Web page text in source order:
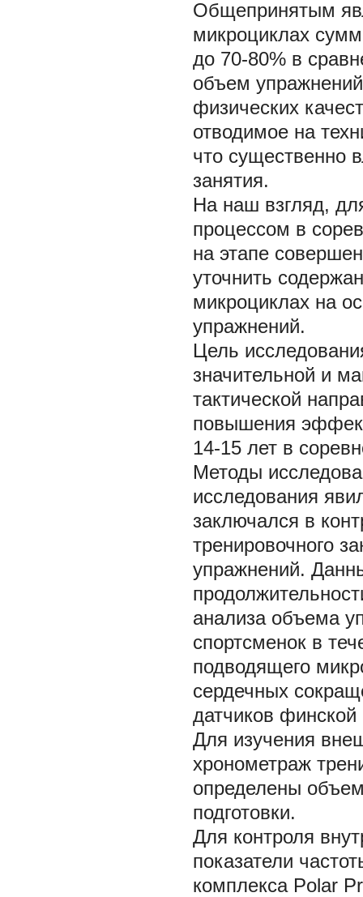
Общепринятым
микроциклах
до 70-80% в
объем
физических
отводимое на
что существенно
занятия.
На наш взгляд,
процессом в
на этапе
уточнить
микроциклах на
упражнений.
Цель
значительной и
тактической
повышения
14-15 лет в
Методы
исследования
заключался в
тренировочного
упражнений.
анализа объема
спортсменок в
подводящего
сердечных
датчиков
Для изучения
хронометраж
определены
подготовки.
Для контроля
показатели
комплекса Polar